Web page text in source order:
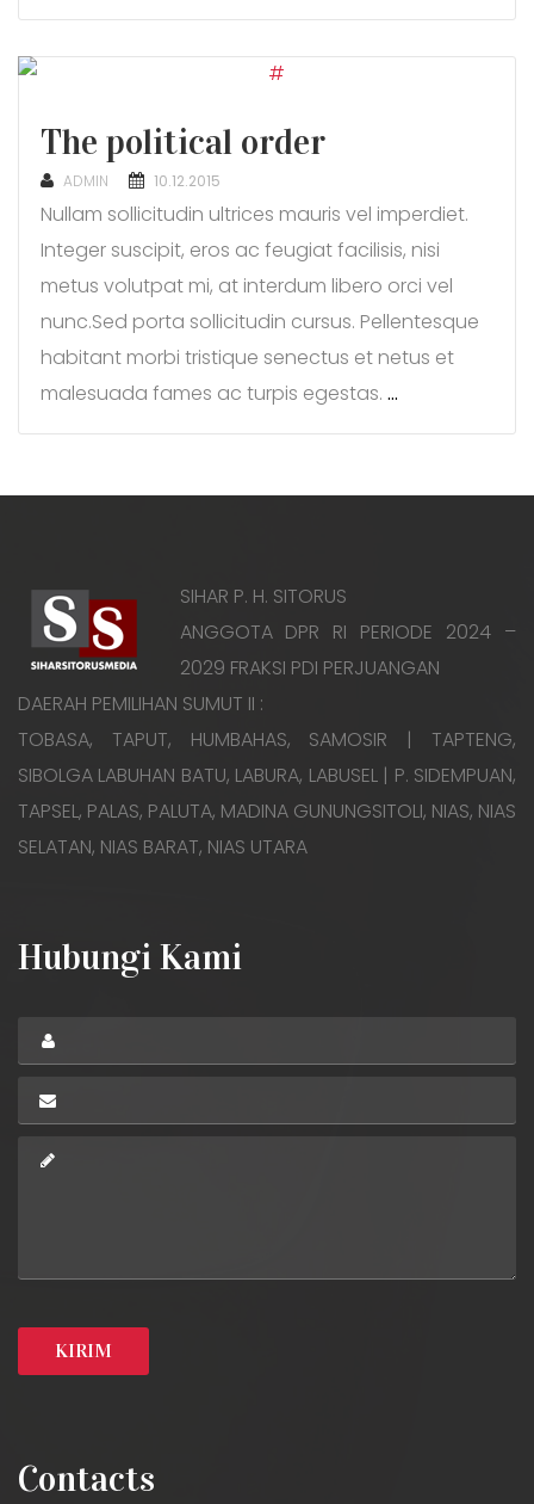
The political order
ADMIN
POSTED
10.12.2015
Nullam sollicitudin ultrices mauris vel imperdiet.
Integer suscipit, eros ac feugiat facilisis, nisi
metus volutpat mi, at interdum libero orci vel
nunc.Sed porta sollicitudin cursus. Pellentesque
habitant morbi tristique senectus et netus et
malesuada fames ac turpis egestas. …
SIHAR P. H. SITORUS
ANGGOTA DPR RI PERIODE 2024 –
2029 FRAKSI PDI PERJUANGAN
DAERAH PEMILIHAN SUMUT II :
TOBASA, TAPUT, HUMBAHAS, SAMOSIR | TAPTENG,
SIBOLGA LABUHAN BATU, LABURA, LABUSEL | P. SIDEMPUAN,
TAPSEL, PALAS, PALUTA, MADINA GUNUNGSITOLI, NIAS, NIAS
SELATAN, NIAS BARAT, NIAS UTARA
Hubungi Kami
Contacts